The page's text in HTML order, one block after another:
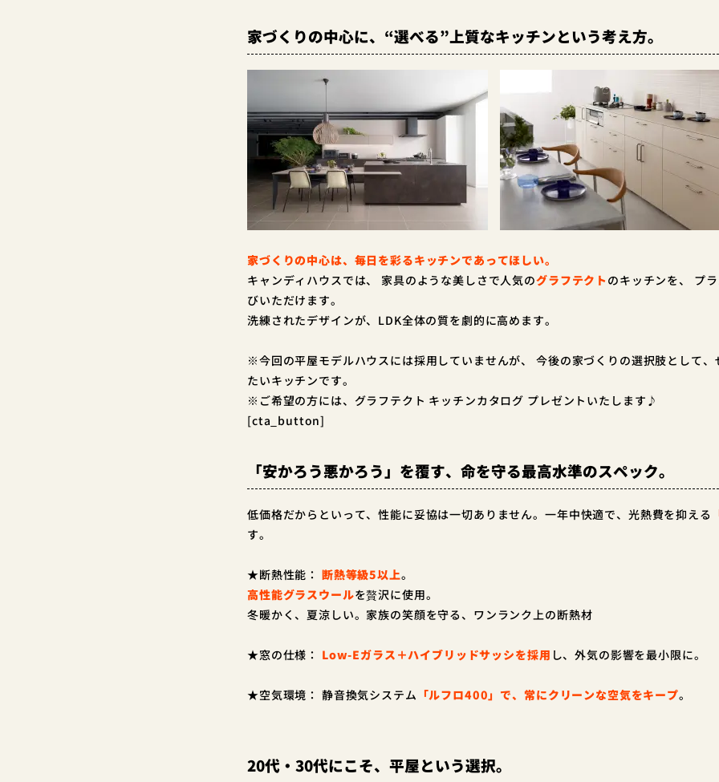
家づくりの中心に、“選べる”上質なキッチンという考え方。
家づくりの中心は、毎日を彩るキッチンであってほしい。
キャンディハウスでは、 家具のような美しさで人気のグラフテクトのキッチンを、 プ
びいただけます。
洗練されたデザインが、LDK全体の質を劇的に高めます。
※今回の平屋モデルハウスには採用していませんが、 今後の家づくりの選択肢として、
たいキッチンです。
※ご希望の方には、グラフテクト キッチンカタログ プレゼントいたします♪
[cta_button]
「安かろう悪かろう」を覆す、命を守る最高水準のスペック。
低価格だからといって、性能に妥協は一切ありません。一年中快適で、光熱費を抑える
す。
★断熱性能： 断熱等級5以上。
高性能グラスウールを贅沢に使用。
冬暖かく、夏涼しい。家族の笑顔を守る、ワンランク上の断熱材
★窓の仕様： Low-Eガラス＋ハイブリッドサッシを採用 し、外気の影響を最小限に。
★空気環境： 静音換気システム 「ルフロ400」で、常にクリーンな空気をキープ。
20代・30代にこそ、平屋という選択。